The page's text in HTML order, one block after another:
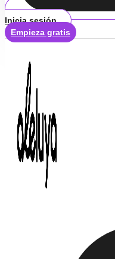
Inicia sesión
Empieza gratis